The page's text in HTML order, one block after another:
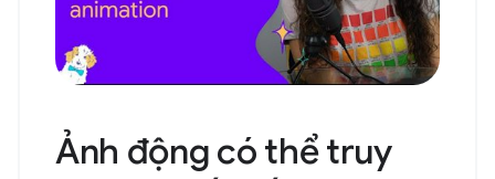
Ảnh động có thể truy